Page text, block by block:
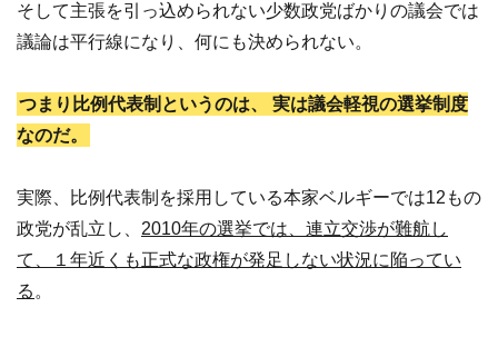
そして主張を引っ込められない少数政党ばかりの議会では
議論は平行線になり、何にも決められない。
つまり比例代表制というのは、
実は議会軽視の選挙制度
なのだ。
実際、比例代表制を採用している本家ベルギーでは12もの
政党が乱立し、 2010年の選挙では、連立交渉が難航し
て、
１年近くも正式な政権が発足しない状況に陥ってい
る 。